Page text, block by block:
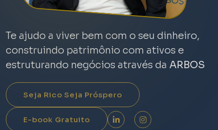
Te ajudo a viver bem com o seu dinheiro,
construindo patrimônio com ativos e
estruturando negócios através da ARBOS
Seja Rico Seja Próspero
E-book Gratuito LinkedInInstagram